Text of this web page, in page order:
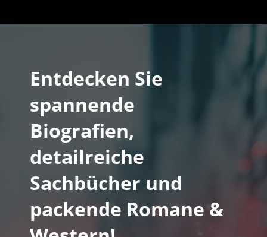
Entdecken Sie
spannende
Biografien,
detailreiche
Sachbücher und
packende Romane &